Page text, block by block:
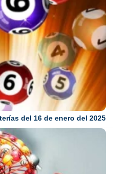
del 16 de enero del 2025